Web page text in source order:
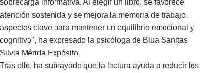
sobrecarga informativa. Al elegir un libro, se favorece
atención sostenida y se mejora la memoria de trabajo,
aspectos clave para mantener un equilibrio emocional y
cognitivo", ha expresado la psicóloga de Blua Sanitas
Silvia Mérida Expósito.
Tras ello, ha subrayado que la lectura ayuda a reducir los